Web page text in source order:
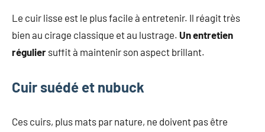
Le cuir lisse est le plus facile à entretenir. Il réagit très
bien au cirage classique et au lustrage. Un entretien
régulier suffit à maintenir son aspect brillant.
Cuir suédé et nubuck
Ces cuirs, plus mats par nature, ne doivent pas être